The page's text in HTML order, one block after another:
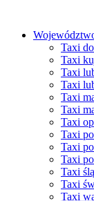
treści
Taxi
Taxi
Taxi
Taxi
Taxi
Taxi
Taxi
Taxi
Taxi
Taxi
Taxi
Taxi
Taxi